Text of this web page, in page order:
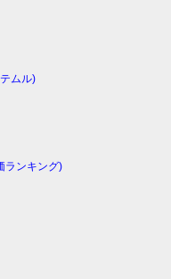
ムル)
ランキング)